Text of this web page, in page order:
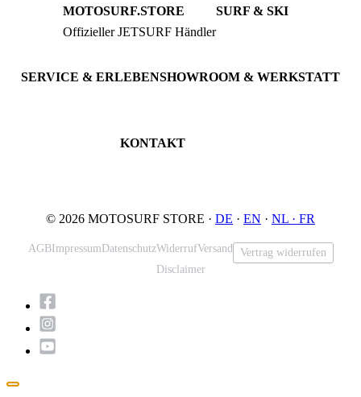
MOTOSURF.STORE
Offizieller JETSURF Händler
SURF & SKI
JETSURF Boards
SERVICE & ERLEBENSHOWROOM & WERKSTATT
KONTAKT
© 2026 MOTOSURF STORE · DE · EN · NL · FR
AGBImpressum DatenschutzWiderrufVersand
Vertrag widerrufen
Disclaimer
Popup